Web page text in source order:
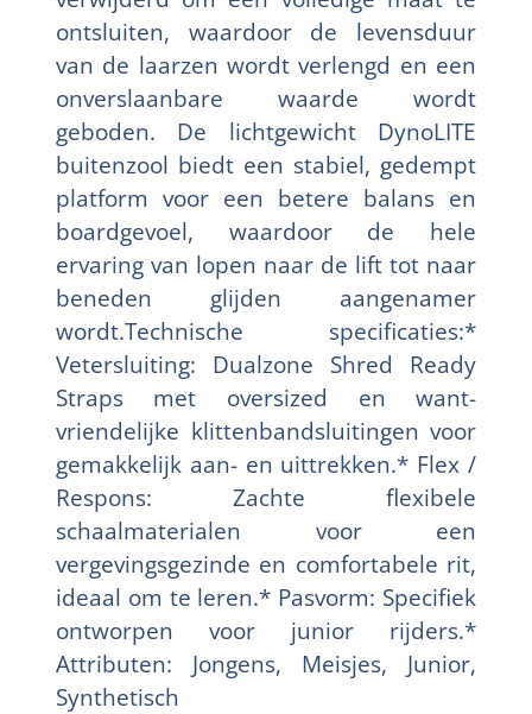
ontsluiten, waardoor de levensduur
van de laarzen wordt verlengd en een
onverslaanbare waarde wordt
geboden. De lichtgewicht DynoLITE
buitenzool biedt een stabiel, gedempt
platform voor een betere balans en
boardgevoel, waardoor de hele
ervaring van lopen naar de lift tot naar
beneden glijden aangenamer
wordt.Technische specificaties:*
Vetersluiting: Dualzone Shred Ready
Straps met oversized en want-
vriendelijke klittenbandsluitingen voor
gemakkelijk aan- en uittrekken.* Flex /
Respons: Zachte flexibele
schaalmaterialen voor een
vergevingsgezinde en comfortabele rit,
ideaal om te leren.* Pasvorm: Specifiek
ontworpen voor junior rijders.*
Attributen: Jongens, Meisjes, Junior,
Synthetisch